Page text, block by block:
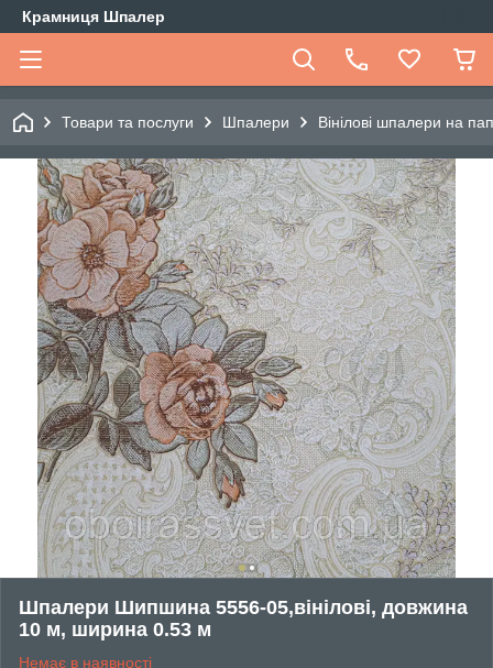
Крамниця Шпалер
Товари та послуги Шпалери Вінілові шпалери на
Шпалери Шипшина 5556-05,вінілові, довжина
10 м, ширина 0.53 м
Немає в наявності